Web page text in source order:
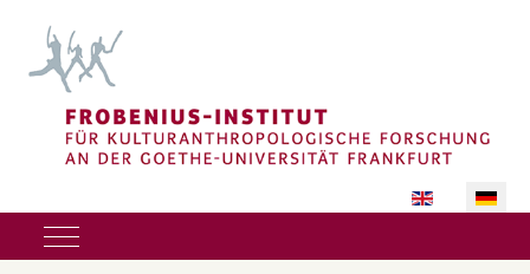
Sprache
Mobile Menu Toggle